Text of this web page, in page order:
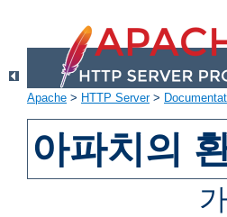
Apache > HTTP Server>
아파치의